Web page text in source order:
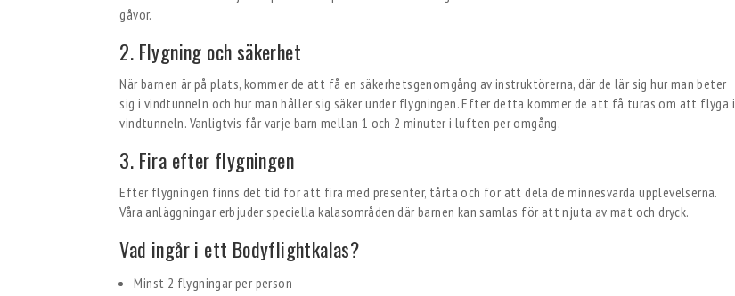
gåvor.
2. Flygning och säkerhet
När barnen är på plats, kommer de att få en säkerhetsgenomgång av instruktörerna, där de lär sig hur man beter
sig i vindtunneln och hur man håller sig säker under flygningen. Efter detta kommer de att få turas om att flyga i
vindtunneln. Vanligtvis får varje barn mellan 1 och 2 minuter i luften per omgång.
3. Fira efter flygningen
Efter flygningen finns det tid för att fira med presenter, tårta och för att dela de minnesvärda upplevelserna.
Våra anläggningar erbjuder speciella kalasområden där barnen kan samlas för att njuta av mat och dryck.
Vad ingår i ett Bodyflightkalas?
Minst 2 flygningar per person